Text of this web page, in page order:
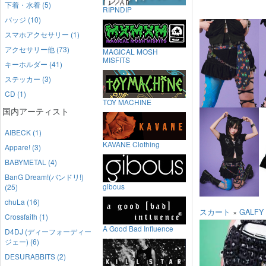
スカート × GALFY
下着・水着 (5)
バッジ (10)
スマホアクセサリー (1)
アクセサリー他 (73)
キーホルダー (41)
ステッカー (3)
CD (1)
国内アーティスト
AIBECK (1)
Appare! (3)
BABYMETAL (4)
BanG Dream!(バンドリ!)
(25)
chuLa (16)
Crossfaith (1)
D4DJ (ディーフォーディー
ジェー) (6)
DESURABBITS (2)
RIPNDIP
MAGICAL MOSH
MISFITS
TOY MACHINE
KAVANE Clothing
gibous
A Good Bad Influence